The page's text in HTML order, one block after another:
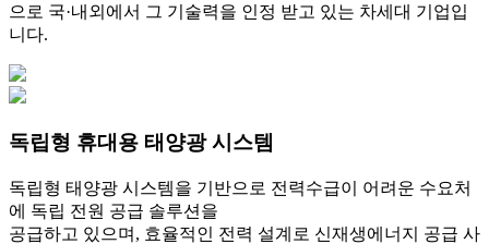
으로 국·내외에서 그 기술력을 인정 받고 있는 차세대 기업입
니다.
독립형 휴대용 태양광 시스템
독립형 태양광 시스템을 기반으로 전력수급이 어려운 수요처
에 독립 전원 공급 솔루션을
공급하고 있으며, 효율적인 전력 설계로 신재생에너지 공급 사